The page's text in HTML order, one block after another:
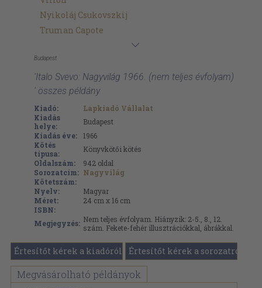
Nyikoláj Csukovszkij
Truman Capote
Budapest
'Italo Svevo: Nagyvilág 1966. (nem teljes évfolyam)
' összes példány
Kiadó:
Lapkiadó Vállalat
Kiadás
helye:
Budapest
Kiadás éve:
1966
Kötés
típusa:
Könyvkötői kötés
Oldalszám:
942 oldal
Sorozatcím: Nagyvilág
Kötetszám:
Nyelv:
Magyar
Méret:
24 cm x 16 cm
ISBN:
Megjegyzés: Nem teljes évfolyam. Hiányzik: 2-5., 8., 12.
szám. Fekete-fehér illusztrációkkal, ábrákkal.
Értesítőt kérek a kiadóról Értesítőt kérek a sorozatról
Megvásárolható példányok